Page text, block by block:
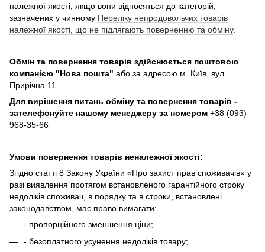
належної якості, якщо вони відносяться до категорій,
зазначених у чинному Переліку непродовольчих товарів
належної якості, що не підлягають поверненню та обміну.
Обмін та повернення товарів здійснюється поштовою
компанією "Нова пошта" або за адресою м. Київ, вул.
Прирічна 11.
Для вирішення питань обміну та повернення товарів -
зателефонуйте нашому менеджеру за номером +38 (093)
968-35-66
Умови повернення товарів неналежної якості:
Згідно статті 8 Закону України «Про захист прав споживачів» у
разі виявлення протягом встановленого гарантійного строку
недоліків споживач, в порядку та в строки, встановлені
законодавством, має право вимагати:
- пропорційного зменшення ціни;
- безоплатного усунення недоліків товару;